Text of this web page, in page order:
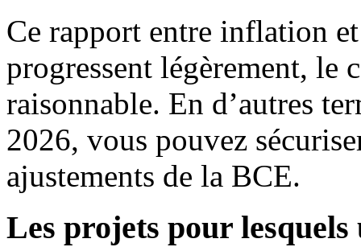
Ce rapport entre inflation
progressent légèrement, le
raisonnable. En d’autres
2026, vous pouvez
ajustements de la BCE.
Les projets pour